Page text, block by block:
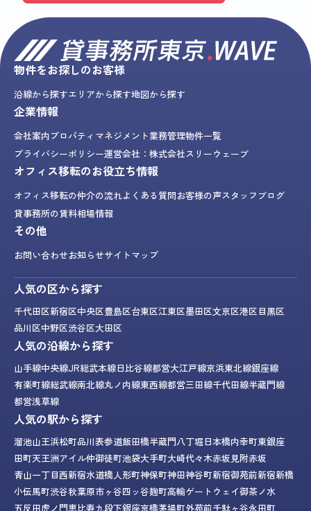
物件をお探しのお客様
沿線から探すエリアから探す地図から探す
企業情報
会社案内プロパティマネジメント業務管理物件一覧
プライバシーポリシー運営会社：株式会社スリーウェーブ
オフィス移転のお役立ち情報
オフィス移転の仲介の流れよくある質問お客様の声スタッフブログ
貸事務所の賃料相場情報
その他
お問い合わせお知らせサイトマップ
人気の区から探す
千代田区新宿区中央区豊島区台東区江東区墨田区文京区港区目黒区
品川区中野区渋谷区大田区
人気の沿線から探す
山手線中央線JR総武本線日比谷線都営大江戸線京浜東北線銀座線
有楽町線総武線南北線丸ノ内線東西線都営三田線千代田線半蔵門線
都営浅草線
人気の駅から探す
溜池山王浜松町品川表参道飯田橋半蔵門八丁堀日本橋内幸町東銀座
田町天王洲アイル仲御徒町池袋大手町大崎代々木赤坂見附赤坂
青山一丁目西新宿水道橋人形町神保町神田神谷町新宿御苑前新宿新橋
小伝馬町渋谷秋葉原市ヶ谷四ッ谷麹町高輪ゲートウェイ御茶ノ水
五反田虎ノ門恵比寿九段下銀座京橋茅場町外苑前千駄ヶ谷永田町